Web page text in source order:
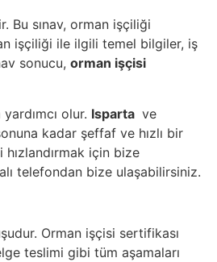
Bu sınav, orman işçiliği
işçiliği ile ilgili temel bilgiler, iş
sonucu, orman işçisi
olur. Isparta ve
kadar şeffaf ve hızlı bir
için bize
telefondan bize ulaşabilirsiniz.
Orman işçisi sertifikası
teslimi gibi tüm aşamaları